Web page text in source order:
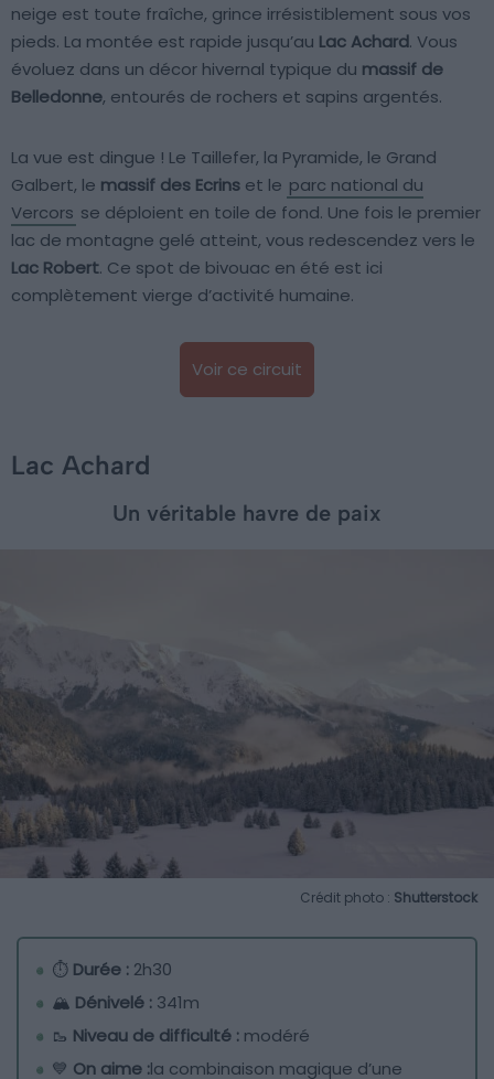
neige est toute fraîche, grince irrésistiblement sous vos
pieds. La montée est rapide jusqu’au Lac Achard. Vous
évoluez dans un décor hivernal typique du massif de
Belledonne, entourés de rochers et sapins argentés.
La vue est dingue ! Le Taillefer, la Pyramide, le Grand
Galbert, le massif des Ecrins et le parc national du
Vercors se déploient en toile de fond. Une fois le premier
lac de montagne gelé atteint, vous redescendez vers le
Lac Robert. Ce spot de bivouac en été est ici
complètement vierge d’activité humaine.
Voir ce circuit
Lac Achard
Un véritable havre de paix
Crédit photo : Shutterstock
⏱ Durée : 2h30
🏔️ Dénivelé : 341m
🥾 Niveau de difficulté : modéré
💙 On aime :la combinaison magique d’une